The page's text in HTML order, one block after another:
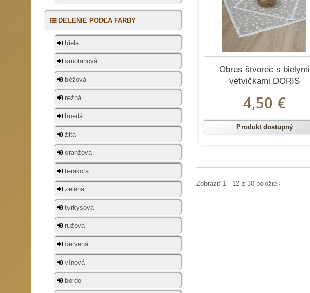
DELENIE PODĽA FARBY
biela
smotanová
béžová
režná
hnedá
žltá
oranžová
terakota
zelená
tyrkysová
ružová
červená
vínová
bordo
Obrus štvorec s bielymi
vetvičkami DORIS
4,50 €
Produkt dostupný
Zobraziť 1 - 12 z 30 položiek